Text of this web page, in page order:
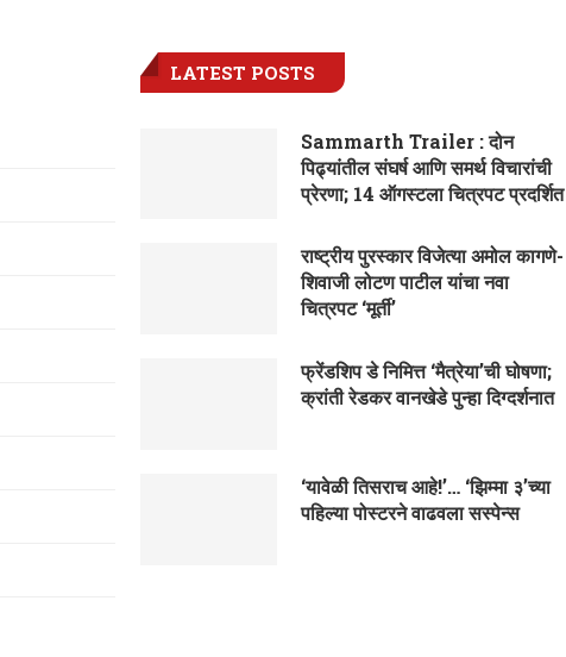
LATEST POSTS
Sammarth Trailer : दोन
पिढ्यांतील संघर्ष आणि समर्थ विचारांची
प्रेरणा; 14 ऑगस्टला चित्रपट प्रदर्शित
राष्ट्रीय पुरस्कार विजेत्या अमोल कागणे-
शिवाजी लोटण पाटील यांचा नवा
चित्रपट ‘मूर्ती’
फ्रेंडशिप डे निमित्त ‘मैत्रेया’ची घोषणा;
क्रांती रेडकर वानखेडे पुन्हा दिग्दर्शनात
‘यावेळी तिसराच आहे!’… ‘झिम्मा ३’च्या
पहिल्या पोस्टरने वाढवला सस्पेन्स